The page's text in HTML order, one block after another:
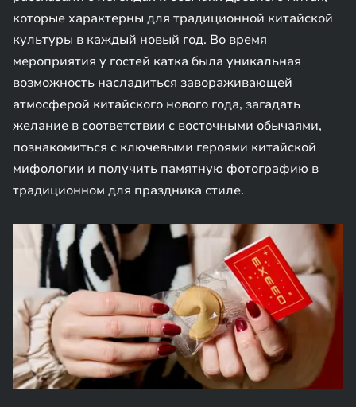
которые характерны для традиционной китайской
культуры в каждый новый год. Во время
мероприятия у гостей катка была уникальная
возможность насладиться завораживающей
атмосферой китайского нового года, загадать
желание в соответствии с восточными обычаями,
познакомиться с ключевыми героями китайской
мифологии и получить памятную фотографию в
традиционном для праздника стиле.